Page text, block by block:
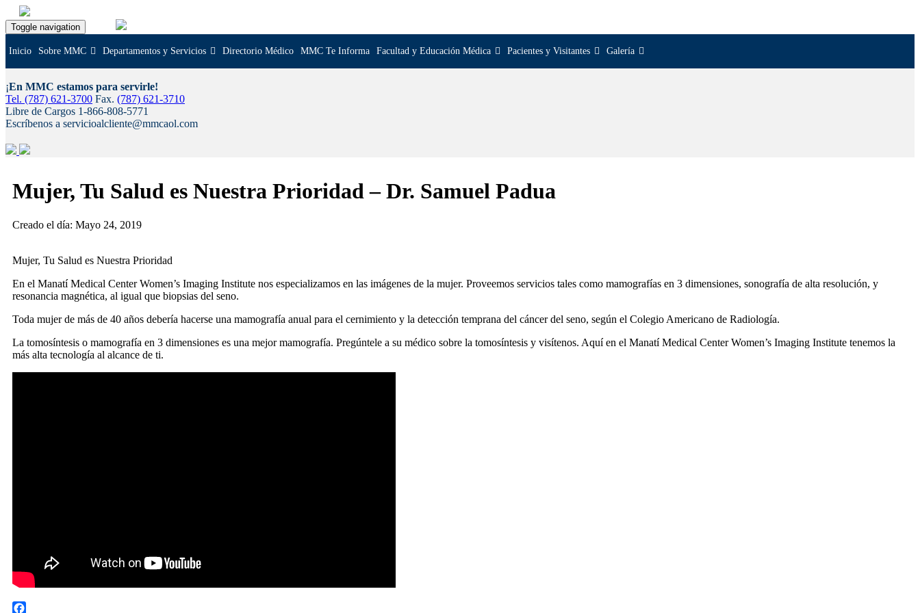
Toggle navigation
Inicio Sobre MMC Departamentos y Servicios Directorio Médico MMC Te Informa Facultad y Educación Médica Pacientes y Visitantes Galería
¡En MMC estamos para servirle!
Tel. (787) 621-3700 Fax. (787) 621-3710
Libre de Cargos 1-866-808-5771
Escríbenos a servicioalcliente@mmcaol.com
content
Mujer, Tu Salud es Nuestra Prioridad – Dr. Samuel Padua
Creado el día: Mayo 24, 2019
Mujer, Tu Salud es Nuestra Prioridad
En el Manatí Medical Center Women’s Imaging Institute nos especializamos en las imágenes de la mujer. Proveemos servicios tales como mamografías en 3 dimensiones, sonografía de alta resolución, y
resonancia magnética, al igual que biopsias del seno.
Toda mujer de más de 40 años debería hacerse una mamografía anual para el cernimiento y la detección temprana del cáncer del seno, según el Colegio Americano de Radiología.
La tomosíntesis o mamografía en 3 dimensiones es una mejor mamografía. Pregúntele a su médico sobre la tomosíntesis y visítenos. Aquí en el Manatí Medical Center Women’s Imaging Institute tenemos la
más alta tecnología al alcance de ti.